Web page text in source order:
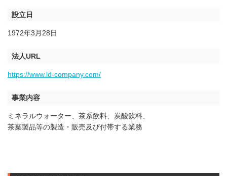
設立日
1972年3月28日
法人URL
https://www.ld-company.com/
事業内容
ミネラルウォーター、茶系飲料、炭酸飲料、
茶葉製品等の製造・販売及び付帯する業務